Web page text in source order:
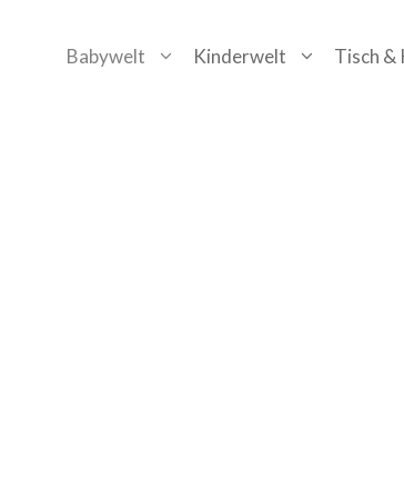
ZumBabywelt Kinderwelt Tisch &